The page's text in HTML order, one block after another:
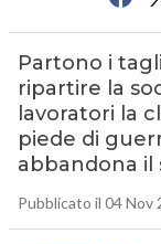
Partono i
ripartire la
lavoratori la
piede di
abbandona il
Pubblicato il 04 Nov